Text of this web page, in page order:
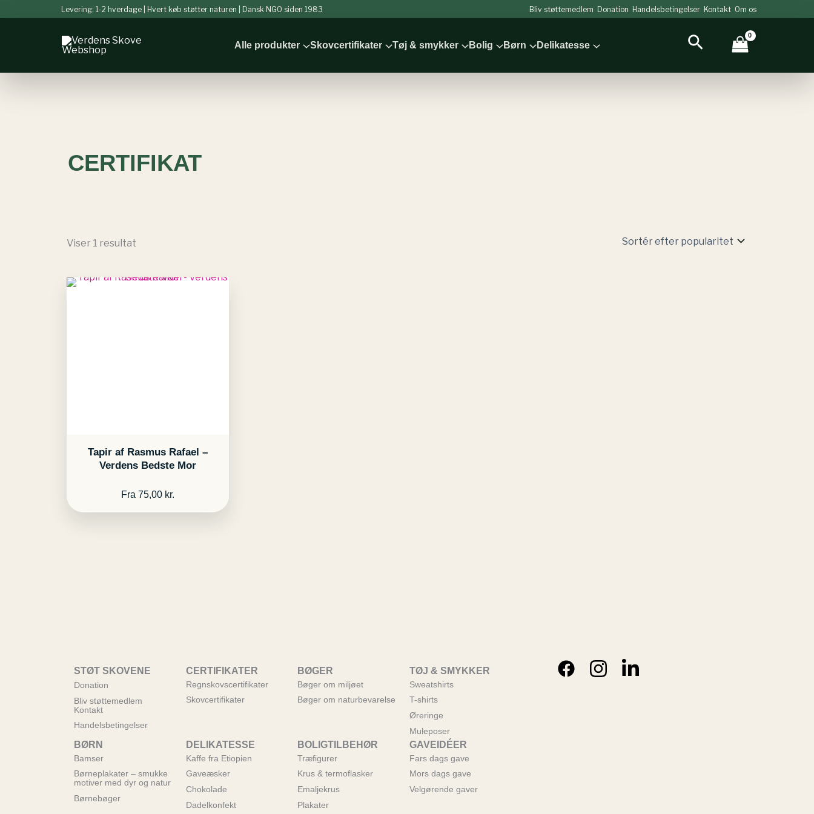
Levering: 1-2 hverdage | Hvert køb støtter naturen | Dansk NGO siden 1983 Bliv støttemedlem Donation Handelsbetingelser Kontakt Om os
Alle produkter Skovcertifikater Tøj & smykker Bolig Børn Delikatesse Søg
CERTIFIKAT
Viser 1 resultat
Tapir af Rasmus Rafael –
Verdens Bedste Mor
Fra 75,00 kr.
STØT SKOVENE
Donation
Bliv støttemedlem
Kontakt
Handelsbetingelser
CERTIFIKATER
Regnskovscertifikater
Skovcertifikater
BØGER
Bøger om miljøet
Bøger om naturbevarelse
TØJ & SMYKKER
Sweatshirts
T-shirts
Øreringe
Muleposer
BØRN
Bamser
Børneplakater – smukke
motiver med dyr og natur
Børnebøger
DELIKATESSE
Kaffe fra Etiopien
Gaveæsker
Chokolade
Dadelkonfekt
BOLIGTILBEHØR
Træfigurer
Krus & termoflasker
Emaljekrus
Plakater
GAVEIDÉER
Fars dags gave
Mors dags gave
Velgørende gaver